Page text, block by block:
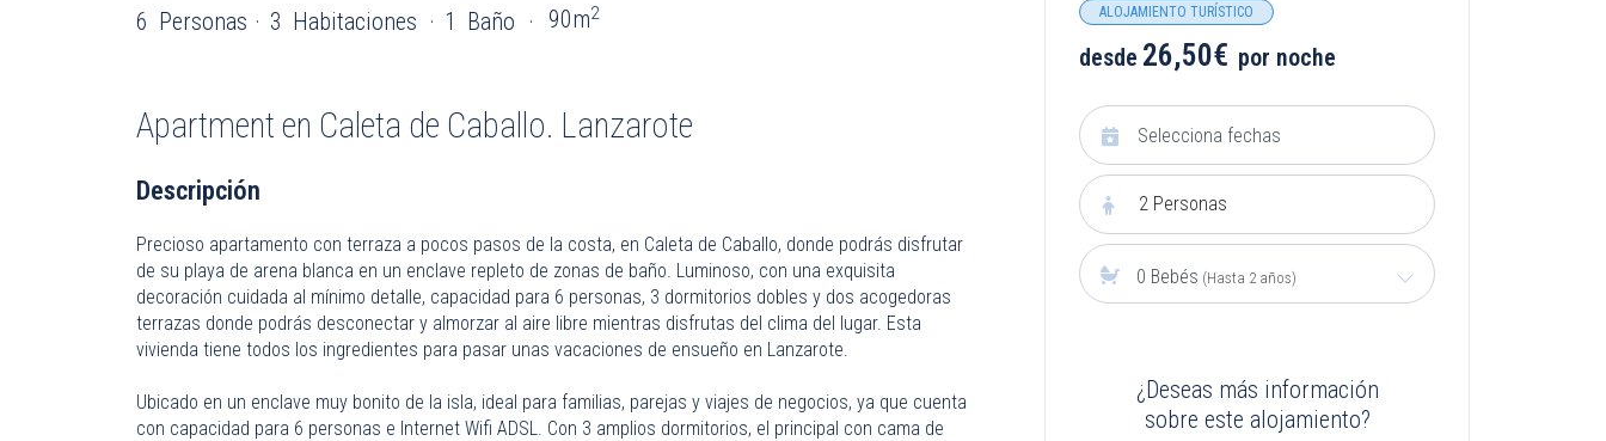
6 Personas 3 Habitaciones 1 Baño 90m2
Apartment en Caleta de Caballo. Lanzarote
Descripción
Precioso apartamento con terraza a pocos pasos de la costa, en Caleta de Caballo, donde podrás disfrutar
de su playa de arena blanca en un enclave repleto de zonas de baño. Luminoso, con una exquisita
decoración cuidada al mínimo detalle, capacidad para 6 personas, 3 dormitorios dobles y dos acogedoras
terrazas donde podrás desconectar y almorzar al aire libre mientras disfrutas del clima del lugar. Esta
vivienda tiene todos los ingredientes para pasar unas vacaciones de ensueño en Lanzarote.
Ubicado en un enclave muy bonito de la isla, ideal para familias, parejas y viajes de negocios, ya que cuenta
con capacidad para 6 personas e Internet Wifi ADSL. Con 3 amplios dormitorios, el principal con cama de
ALOJAMIENTO TURÍSTICO
desde 26,50€ por noche
2 Personas
0 Bebés (Hasta 2 años)
¿Deseas más información
sobre este alojamiento?